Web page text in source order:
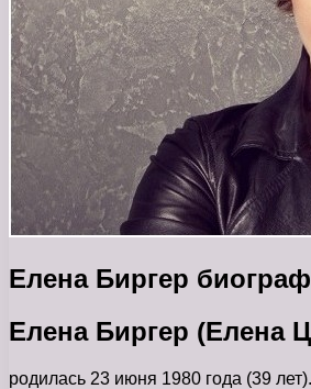
Елена Биргер
Елена Биргер (Елена
родилась 23 июня 1980 года (39 лет).